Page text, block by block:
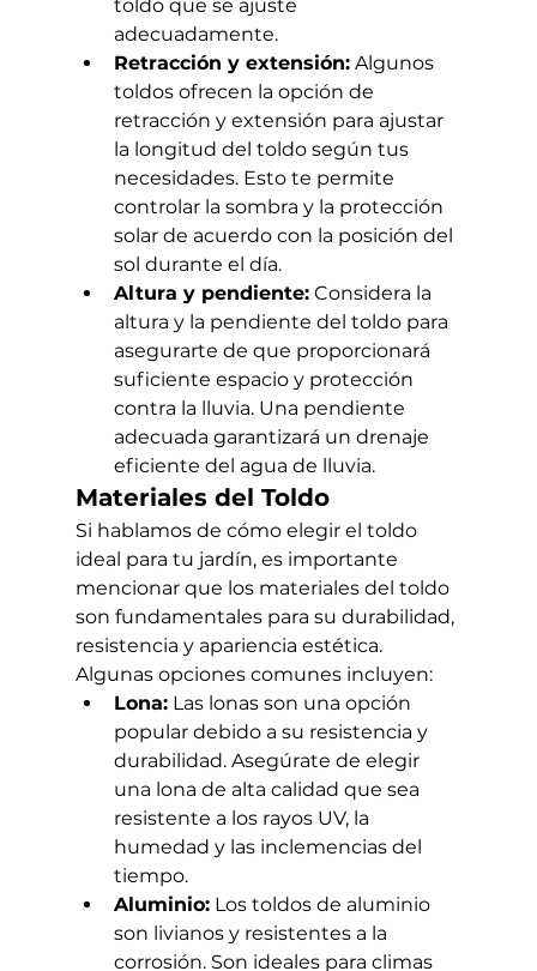
toldo que se ajuste
adecuadamente.
Retracción y extensión: Algunos
toldos ofrecen la opción de
retracción y extensión para ajustar
la longitud del toldo según tus
necesidades. Esto te permite
controlar la sombra y la protección
solar de acuerdo con la posición del
sol durante el día.
Altura y pendiente: Considera la
altura y la pendiente del toldo para
asegurarte de que proporcionará
suficiente espacio y protección
contra la lluvia. Una pendiente
adecuada garantizará un drenaje
eficiente del agua de lluvia.
Materiales del Toldo
Si hablamos de cómo elegir el toldo
ideal para tu jardín, es importante
mencionar que los materiales del toldo
son fundamentales para su durabilidad,
resistencia y apariencia estética.
Algunas opciones comunes incluyen:
Lona: Las lonas son una opción
popular debido a su resistencia y
durabilidad. Asegúrate de elegir
una lona de alta calidad que sea
resistente a los rayos UV, la
humedad y las inclemencias del
tiempo.
Aluminio: Los toldos de aluminio
son livianos y resistentes a la
corrosión. Son ideales para climas